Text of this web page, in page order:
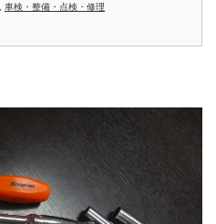
車検・整備・点検・修理